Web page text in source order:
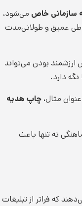
سازمانی خاص می‌شود،
عمیق و طولانی‌مدت
بودن می‌تواند
دارد.
مثال، چاپ هدیه
نه تنها باعث
که فراتر از تبلیغات